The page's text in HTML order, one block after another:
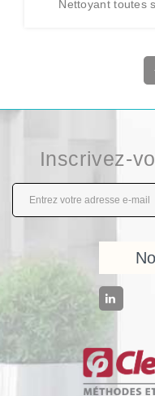
Nettoyant toutes
Inscrivez-